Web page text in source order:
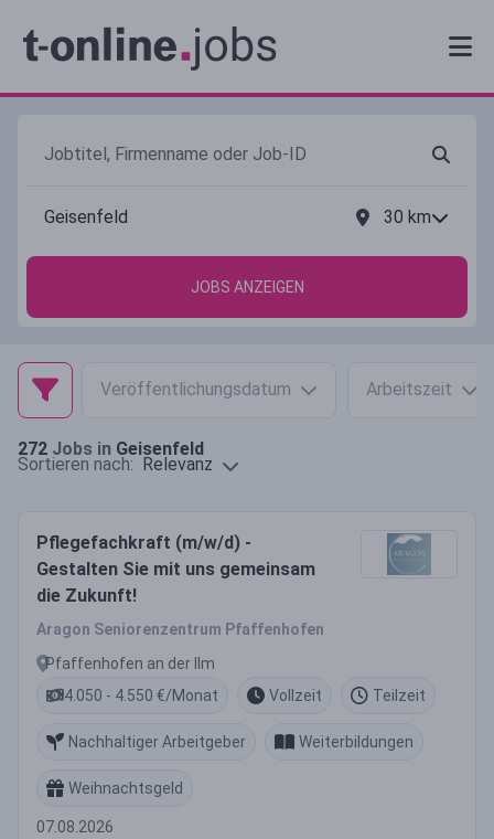
30 km
JOBS ANZEIGEN
Veröffentlichungsdatum Arbeitszeit
272 Jobs in Geisenfeld
Sortieren nach: Relevanz
Pflegefachkraft (m/w/d) -
Gestalten Sie mit uns gemeinsam
die Zukunft!
Aragon Seniorenzentrum Pfaffenhofen
Pfaffenhofen an der Ilm
4.050 - 4.550 €/Monat
Vollzeit Teilzeit
Nachhaltiger Arbeitgeber Weiterbildungen
Weihnachtsgeld
07.08.2026